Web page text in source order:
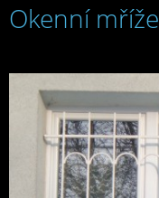
Okenní mříže